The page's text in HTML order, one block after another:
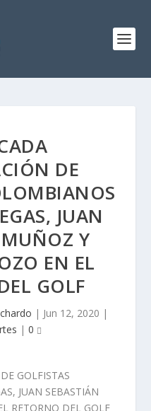
DE
JUAN
Y
EN EL
GOLF
| Jun 12, 2020 |
| 0